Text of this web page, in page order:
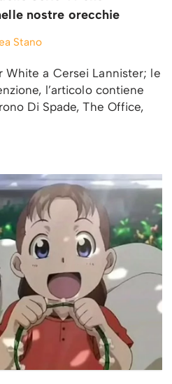
nostre orecchie
Stano
White a Cersei Lannister; le
l’articolo contiene
Di Spade, The Office,